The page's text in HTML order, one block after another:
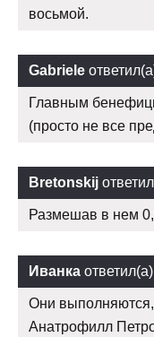
восьмой.
Gabriele
Главным
(просто не все
Bretonskij
Размешав в нем
Иванка ответил(а)
Они выполняются,
Анатрофилл